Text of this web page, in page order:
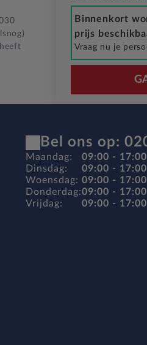
Binnenkort
prijs
Vraag nu je
Bel ons op:
Maandag:
Dinsdag:
Woensdag:
Donderdag:
Vrijdag:
09:00 - 17:00
09:00 - 17:00
09:00 - 17:00
09:00 - 17:00
09:00 - 17:00